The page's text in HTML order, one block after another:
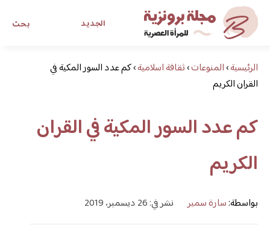
بحث الجديد
مجلة برونزية للفتاة العصريةالرئيسية›المنوعات›ثقافة اسلامية›كم عدد السور المكية في
القران الكريم
كم عدد السور المكية في القران
الكريم
بواسطة:سارة سمير نشر في: 26 ديسمبر، 2019